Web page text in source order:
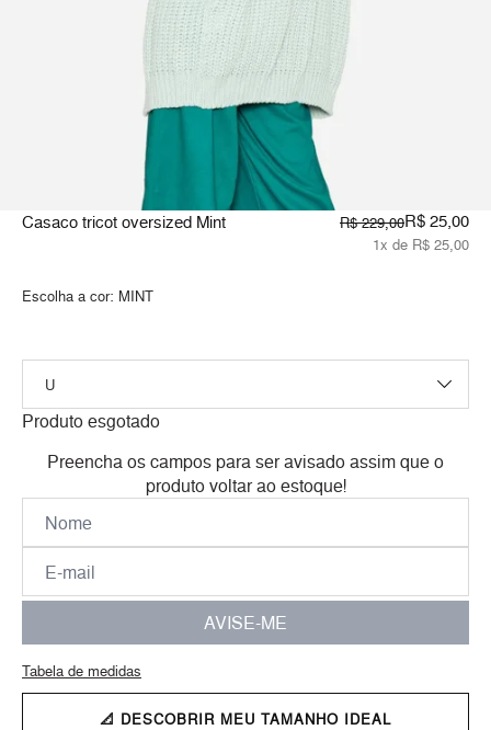
Casaco tricot oversized Mint R$ 229,00R$ 25,00
1x de R$ 25,00
Escolha a cor: MINT
Produto esgotado
Preencha os campos para ser avisado assim que o
produto voltar ao estoque!
AVISE-ME
Tabela de medidas
📐 DESCOBRIR MEU TAMANHO IDEAL